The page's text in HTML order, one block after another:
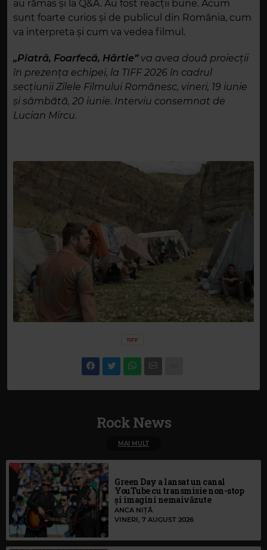
au rămas și la Q&A. Au fost reacții bune. Acum
sunt foarte curios și de publicul din România, cum
va interpreta și cum va vedea filmul.
„Piatră, Foarfecă, Hârtie”va avea două proiecții
în prezența echipei, la TIFF 2026 în cadrul
secțiunii Zilele Filmului Românesc, vineri, 19 iunie
și sâmbătă, 20 iunie. Interviu consemnat de
Lucian Mircu.
TIFF
Rock News
MAI MULT
Green Day a lansat un canal
YouTube cu transmisie non-stop
și imagini nemaivăzute
ANCA NIȚĂ
VINERI, 7 AUGUST 2026